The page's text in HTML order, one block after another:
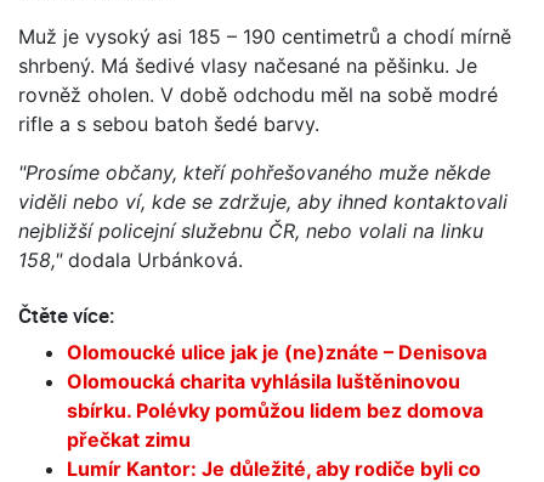
Muž je vysoký asi 185 – 190 centimetrů a chodí mírně
shrbený. Má šedivé vlasy načesané na pěšinku. Je
rovněž oholen. V době odchodu měl na sobě modré
rifle a s sebou batoh šedé barvy.
"Prosíme občany, kteří pohřešovaného muže někde
viděli nebo ví, kde se zdržuje, aby ihned kontaktovali
nejbližší policejní služebnu ČR, nebo volali na linku
158,"dodala Urbánková.
Čtěte více:
Olomoucké ulice jak je (ne)znáte – Denisova
Olomoucká charita vyhlásila luštěninovou
sbírku. Polévky pomůžou lidem bez domova
přečkat zimu
Lumír Kantor: Je důležité, aby rodiče byli co